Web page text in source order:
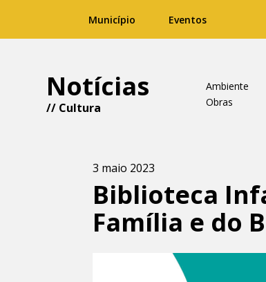
Município Eventos
Notícias
// Cultura
Ambiente
Obras
3 maio 2023
Biblioteca
Família e do